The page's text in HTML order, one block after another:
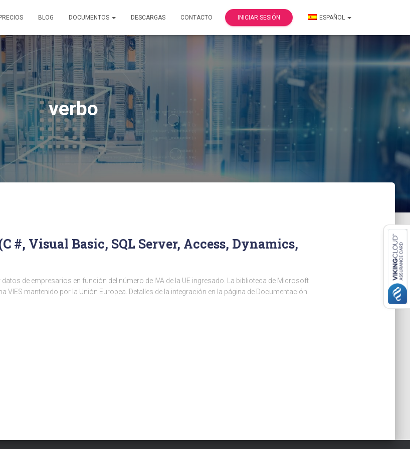
PRECIOS BLOG DOCUMENTOS DESCARGAS CONTACTO INICIAR SESIÓN ESPAÑOL
verbo
#, Visual Basic, SQL Server, Access, Dynamics,
de empresarios en función del número de IVA de la UE ingresado. La biblioteca de Microsoft
VIES mantenido por la Unión Europea. Detalles de la integración en la página de Documentación.